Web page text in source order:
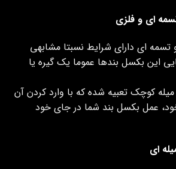
ای و فلزی
ای دارای شرایط نسبتا مشابهی
این بکسل بندها عموما یک گیره یا
کوچک تعبیه شده که با وارد کردن‌ آن
عمل بکسل بند شما در جای خود
ای